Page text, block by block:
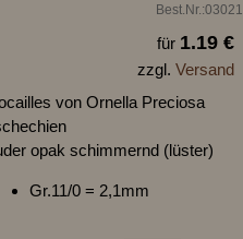
Best.Nr.:03021
für 1.19 €
zzgl. Versand
von Ornella Preciosa
opak schimmernd (lüster)
Gr.11/0 = 2,1mm